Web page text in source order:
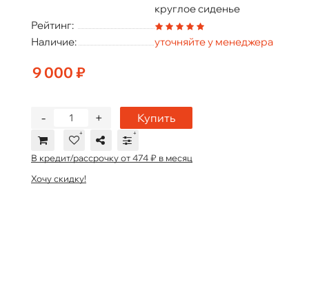
круглое сиденье
Рейтинг:
Наличие:
уточняйте у менеджера
9 000 ₽
+
- Купить
В кредит/рассрочку от 474 ₽ в месяц
Хочу скидку!